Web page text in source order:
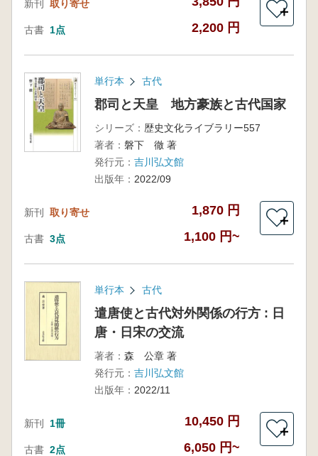
新刊 取り寄せ
古書 1点 2,200 円
＋
単行本 古代
郡司と天皇 地方豪族と古代国家
シリーズ： 歴史文化ライブラリー557
著者： 磐下 徹 著
発行元： 吉川弘文館
出版年： 2022/09
新刊 取り寄せ 1,870 円
古書 3点 1,100 円~
＋
単行本 古代
遣唐使と古代対外関係の行方 : 日
唐・日宋の交流
著者： 森 公章 著
発行元： 吉川弘文館
出版年： 2022/11
新刊 1冊 10,450 円
古書 2点 6,050 円~
＋